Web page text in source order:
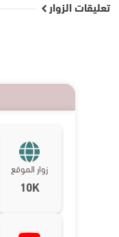
تعليقات الزوار
زوار الموقع
10K